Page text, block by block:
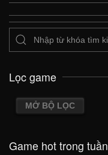
Lọc game
MỞ BỘ LỌC
Game hot trong tuần